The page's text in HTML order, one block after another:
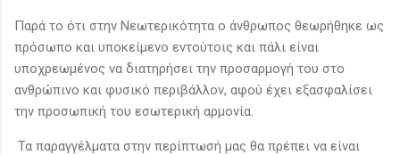
Παρά το ότι στην Νεωτερικότητα ο άνθρωπος θεωρήθηκε ως
πρόσωπο και υποκείμενο εντούτοις και πάλι είναι
υποχρεωμένος να διατηρήσει την προσαρμογή του στο
ανθρώπινο και φυσικό περιβάλλον, αφού έχει εξασφαλίσει
την προσωπική του εσωτερική αρμονία.
Τα παραγγέλματα στην περίπτωσή μας θα πρέπει να είναι